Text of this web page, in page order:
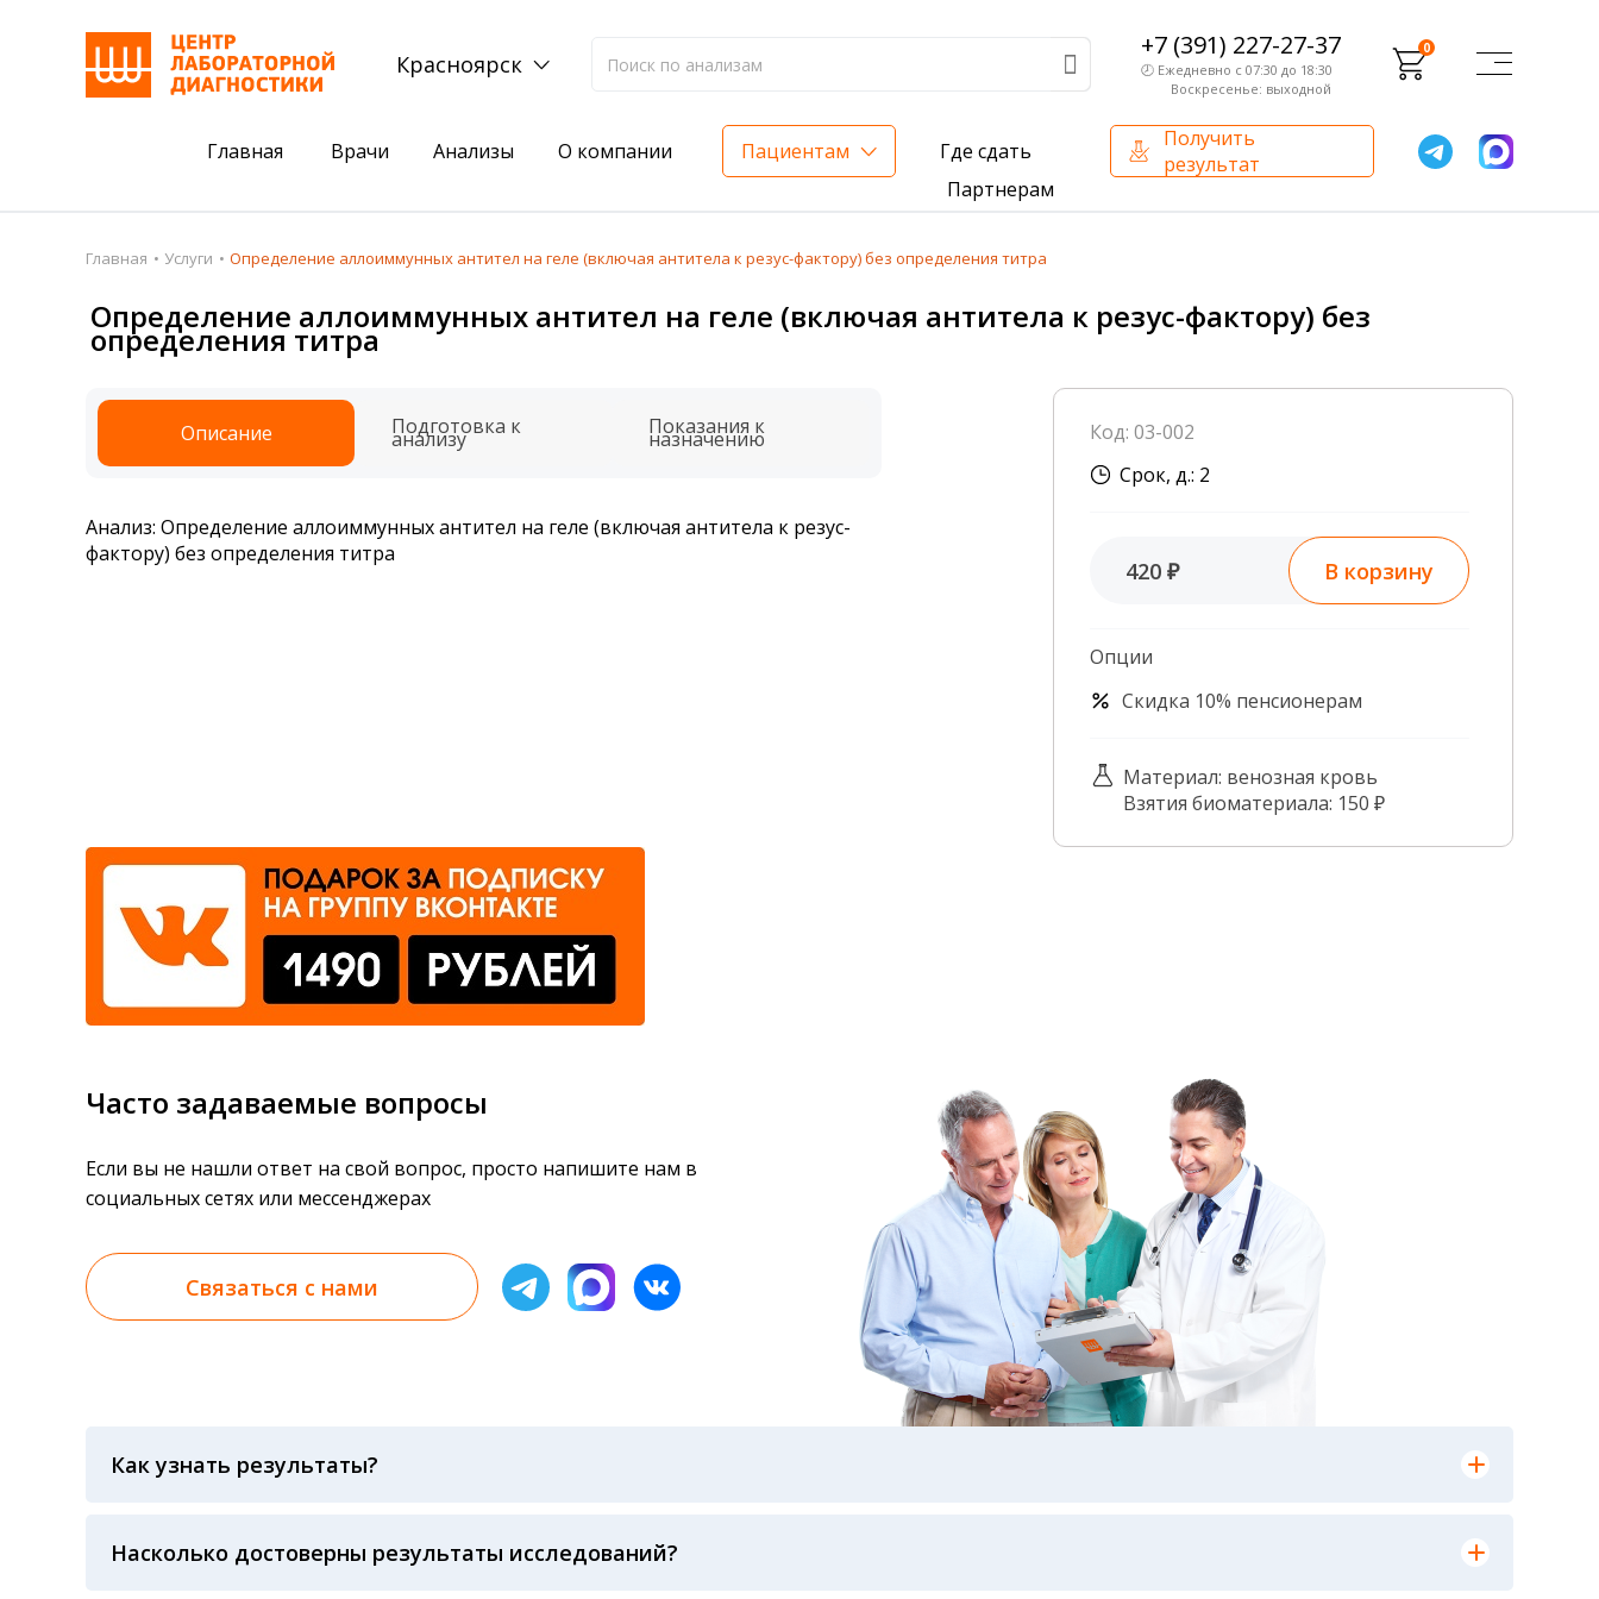
Красноярск
+7 (391) 227-27-37
🕗 Ежедневно с 07:30 до 18:30
Воскресенье: выходной
0
Главная Врачи Анализы О компании Пациентам
Где сдать
Партнерам
Получить
результат
Пациентам
Акции
Анализы
Подготовка к анализам
Получить результаты
Налоговый вычет
Где сдать
Акции
Комплексный анализ на жирорастворимые витамины — всего 3 999 ₽
Комплексная оценка вашего здоровья
Сертификаты и лицензии
О компании
Внутренний аудит
База знаний
Контроль качества
Главная Услуги Определение аллоиммунных антител на геле (включая антитела к резус-фактору) без определения титра
Определение аллоиммунных антител на геле (включая антитела к резус-фактору) без
определения титра
Описание Подготовка к
анализу Показания к
назначению
Анализ: Определение аллоиммунных антител на геле (включая антитела к резус-
фактору) без определения титра
Код: 03-002
Срок, д.: 2
420 ₽ В корзину
Опции
Скидка 10% пенсионерам
Материал: венозная кровь
Взятия биоматериала: 150 ₽
Часто задаваемые вопросы
Если вы не нашли ответ на свой вопрос, просто напишите нам в
социальных сетях или мессенджерах
Связаться с нами
Как узнать результаты?
анализов при предъявлении паспорта или чека об оплате
Насколько достоверны результаты исследований?
Гарантия качества лабораторных тестов обеспечивается соблюдением международных стандартов выполнения лабораторных исследований и